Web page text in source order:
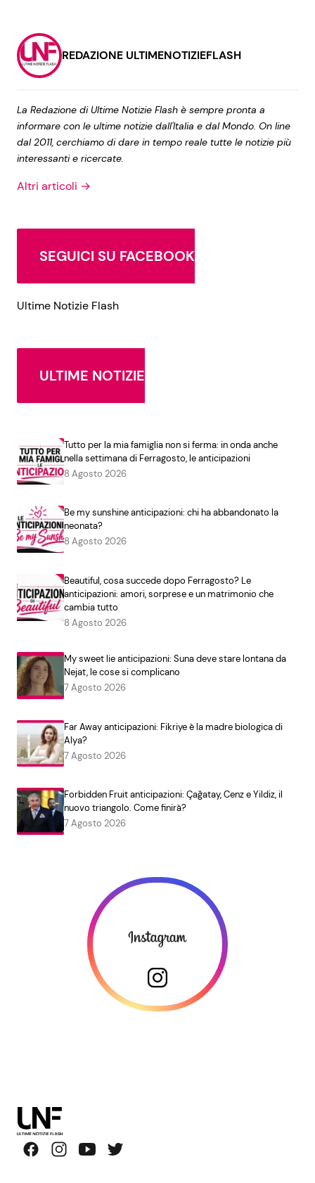
REDAZIONE ULTIMENOTIZIEFLASH
La Redazione di Ultime Notizie Flash è sempre pronta a
informare con le ultime notizie dall'Italia e dal Mondo. On line
dal 2011, cerchiamo di dare in tempo reale tutte le notizie più
interessanti e ricercate.
Altri articoli →
SEGUICI SU FACEBOOK
Ultime Notizie Flash
ULTIME NOTIZIE
Tutto per la mia famiglia non si ferma: in onda anche
nella settimana di Ferragosto, le anticipazioni
8 Agosto 2026
Be my sunshine anticipazioni: chi ha abbandonato la
neonata?
8 Agosto 2026
Beautiful, cosa succede dopo Ferragosto? Le
anticipazioni: amori, sorprese e un matrimonio che
cambia tutto
8 Agosto 2026
My sweet lie anticipazioni: Suna deve stare lontana da
Nejat, le cose si complicano
7 Agosto 2026
Far Away anticipazioni: Fikriye è la madre biologica di
Alya?
7 Agosto 2026
Forbidden Fruit anticipazioni: Çağatay, Cenz e Yildiz, il
nuovo triangolo. Come finirà?
7 Agosto 2026